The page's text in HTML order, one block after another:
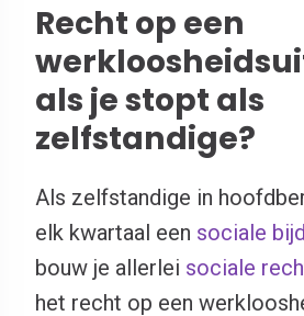
Recht op een
als je stopt als
zelfstandige?
Als zelfstandige in
elk kwartaal een sociale
bouw je allerlei sociale
het recht op een